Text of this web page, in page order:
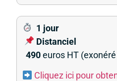
1 jour
Distanciel
490euros HT
Cliquez ici pour